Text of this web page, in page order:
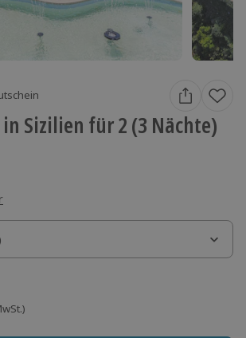
Sizilien für 2 (3 Nächte)